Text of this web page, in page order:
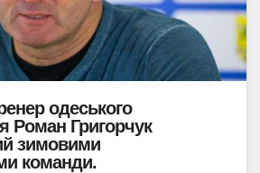
одеського
Роман Григорчук
зимовими
команди.